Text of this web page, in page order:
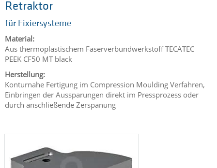
Retraktor
für Fixiersysteme
Material:
Aus thermoplastischem Faserverbundwerkstoff TECATEC
PEEK CF50 MT black
Herstellung:
Konturnahe Fertigung im Compression Moulding Verfahren,
Einbringen der Aussparungen direkt im Pressprozess oder
durch anschließende Zerspanung